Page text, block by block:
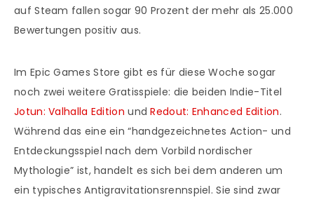
auf Steam fallen sogar 90 Prozent der mehr als 25.000
Bewertungen positiv aus.
Im Epic Games Store gibt es für diese Woche sogar
noch zwei weitere Gratisspiele: die beiden Indie-Titel
Jotun: Valhalla Edition undRedout: Enhanced Edition.
Während das eine ein “handgezeichnetes Action- und
Entdeckungsspiel nach dem Vorbild nordischer
Mythologie” ist, handelt es sich bei dem anderen um
ein typisches Antigravitationsrennspiel. Sie sind zwar